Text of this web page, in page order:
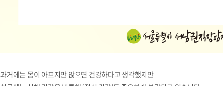
과거에는 몸이 아프지만 않으면 건강하다고 생각했지만